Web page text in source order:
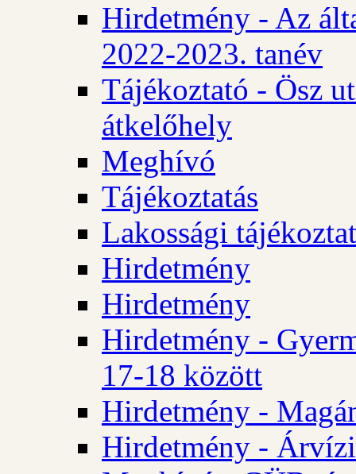
Hirdetmény - Az
2022-2023. tanév
Tájékoztató - Ösz
átkelőhely
Meghívó
Tájékoztatás
Lakossági
Hirdetmény
Hirdetmény
Hirdetmény -
17-18 között
Hirdetmény -
Hirdetmény -